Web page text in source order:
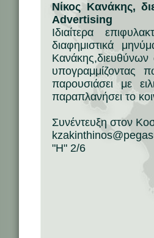
Νίκος Κανάκης,
Advertising
Ιδιαίτερα
διαφημιστικά
υπογραμμίζοντας
παρουσιάσει με
παραπλανήσει το
Συνέντευξη στον
"Η" 2/6